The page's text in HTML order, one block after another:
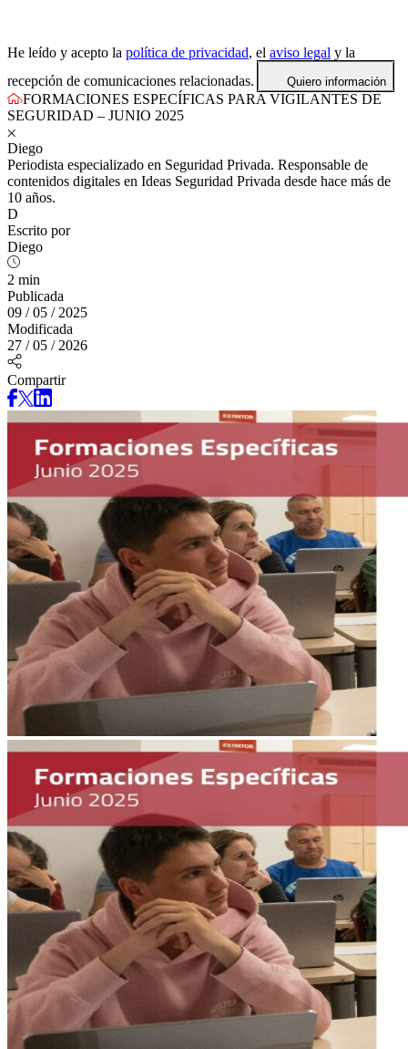
He leído y acepto la política de privacidad, el aviso legal y la
recepción de comunicaciones relacionadas.
Quiero información
FORMACIONES ESPECÍFICAS PARA VIGILANTES DE
SEGURIDAD – JUNIO 2025
Diego
Periodista especializado en Seguridad Privada. Responsable de
contenidos digitales en Ideas Seguridad Privada desde hace más de
10 años.
D
Escrito por
Diego
2 min
Publicada
09 / 05 / 2025
Modificada
27 / 05 / 2026
Compartir